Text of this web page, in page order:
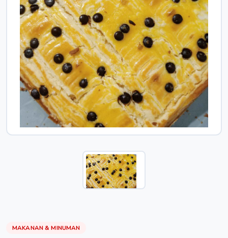
MAKANAN & MINUMAN